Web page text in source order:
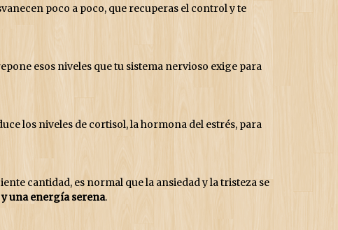
poco a poco, que recuperas el control y te
esos niveles que tu sistema nervioso exige para
los niveles de cortisol, la hormona del estrés, para
cantidad, es normal que la ansiedad y la tristeza se
una energía serena.